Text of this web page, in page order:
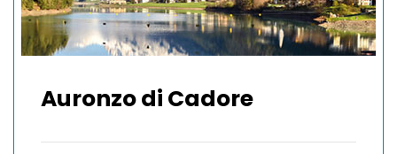
Auronzo di Cadore